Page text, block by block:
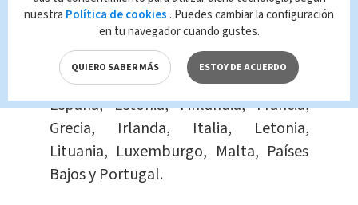
Es la moneda de la Unión Europea,
conformada: Alemania, Austria,
Bélgica, Chipre, Eslovaquia, Eslovenia,
España, Estonia, Finlandia, Francia,
Grecia, Irlanda, Italia, Letonia,
Lituania, Luxemburgo, Malta, Países
Bajos y Portugal.
nuestra Política de cookies . Puedes cambiar la configuración
en tu navegador cuando gustes.
QUIERO SABER MÁS ESTOY DE ACUERDO